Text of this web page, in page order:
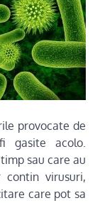
provocate de
gasite acolo.
sau care au
contin virusuri,
care pot sa